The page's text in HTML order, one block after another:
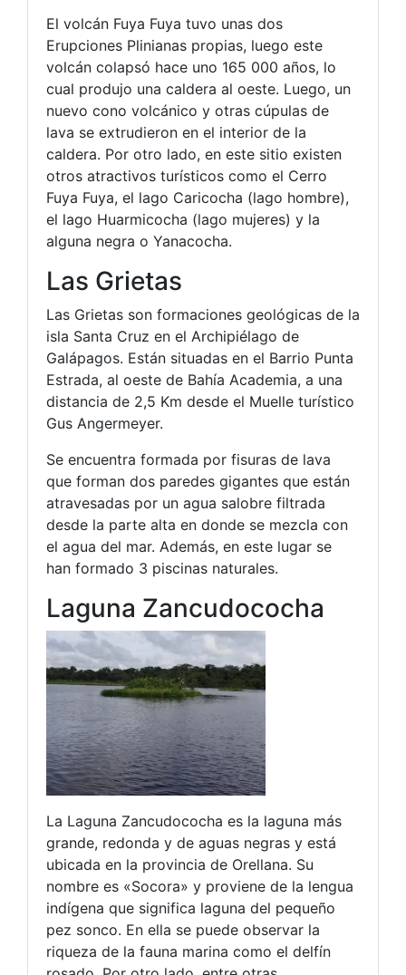
El volcán Fuya Fuya tuvo unas dos
Erupciones Plinianas propias, luego este
volcán colapsó hace uno 165 000 años, lo
cual produjo una caldera al oeste. Luego, un
nuevo cono volcánico y otras cúpulas de
lava se extrudieron en el interior de la
caldera. Por otro lado, en este sitio existen
otros atractivos turísticos como el Cerro
Fuya Fuya, el lago Caricocha (lago hombre),
el lago Huarmicocha (lago mujeres) y la
alguna negra o Yanacocha.
Las Grietas
Las Grietas son formaciones geológicas de la
isla Santa Cruz en el Archipiélago de
Galápagos. Están situadas en el Barrio Punta
Estrada, al oeste de Bahía Academia, a una
distancia de 2,5 Km desde el Muelle turístico
Gus Angermeyer.
Se encuentra formada por fisuras de lava
que forman dos paredes gigantes que están
atravesadas por un agua salobre filtrada
desde la parte alta en donde se mezcla con
el agua del mar. Además, en este lugar se
han formado 3 piscinas naturales.
Laguna Zancudococha
La Laguna Zancudococha es la laguna más
grande, redonda y de aguas negras y está
ubicada en la provincia de Orellana. Su
nombre es «Socora» y proviene de la lengua
indígena que significa laguna del pequeño
pez sonco. En ella se puede observar la
riqueza de la fauna marina como el delfín